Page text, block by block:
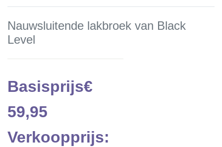
Nauwsluitende lakbroek van Black
Level
Basisprijs€
59,95
Verkoopprijs: